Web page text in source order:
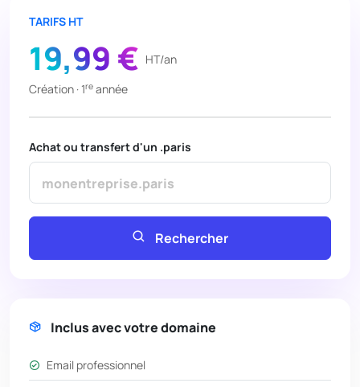
TARIFS HT
19,99 € HT/an
Création · 1re année
Achat ou transfert d'un .paris
Rechercher
Inclus avec votre domaine
Email professionnel